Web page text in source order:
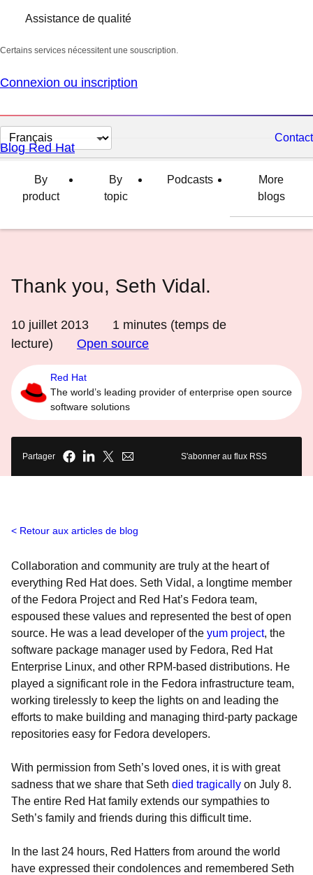
Assistance de qualité
Certains services nécessitent une souscription.
Connexion ou inscription
Changer
la
langue
Contact
Blog Red Hat
By
product
By
topic
Podcasts
More
blogs
Thank you, Seth Vidal.
10 juillet 2013 1 minutes (temps de
lecture)
Open source
Red Hat
The world’s leading provider of enterprise open source
software solutions
Partager S'abonner au flux RSS
Retour aux articles de blog
Collaboration and community are truly at the heart of
everything Red Hat does. Seth Vidal, a longtime member
of the Fedora Project and Red Hat’s Fedora team,
espoused these values and represented the best of open
source. He was a lead developer of the yum project, the
software package manager used by Fedora, Red Hat
Enterprise Linux, and other RPM-based distributions. He
played a significant role in the Fedora infrastructure team,
working tirelessly to keep the lights on and leading the
efforts to make building and managing third-party package
repositories easy for Fedora developers.
With permission from Seth’s loved ones, it is with great
sadness that we share that Seth died tragically on July 8.
The entire Red Hat family extends our sympathies to
Seth’s family and friends during this difficult time.
In the last 24 hours, Red Hatters from around the world
have expressed their condolences and remembered Seth